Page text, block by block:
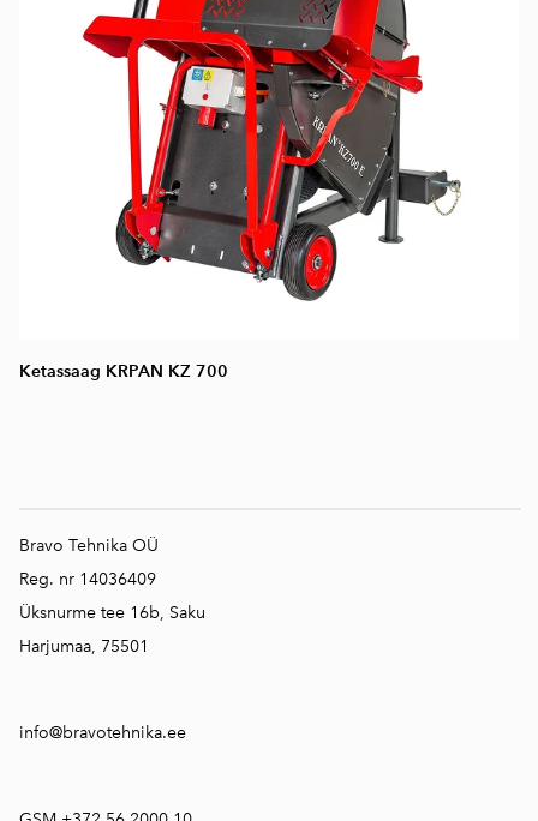
Ketassaag KRPAN KZ 700
Bravo Tehnika OÜ
Reg. nr 14036409
Üksnurme tee 16b, Saku
Harjumaa, 75501
info@bravotehnika.ee